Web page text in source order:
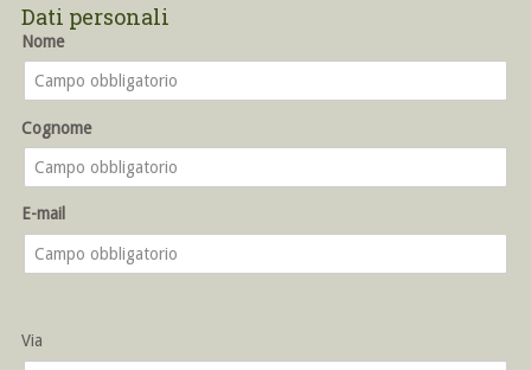
Dati personali
Nome
Cognome
E-mail
Via